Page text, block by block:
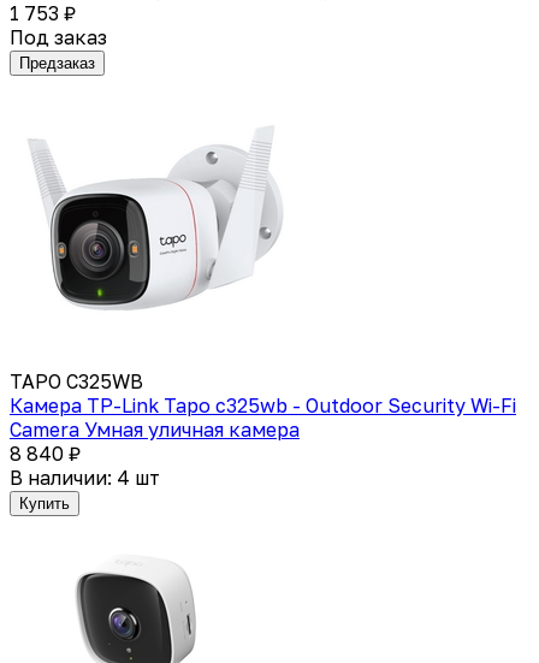
1 753 ₽
Под заказ
Предзаказ
TAPO C325WB
Камера TP-Link Tapo c325wb - Outdoor Security Wi-Fi
Camera Умная уличная камера
8 840 ₽
В наличии: 4 шт
Купить